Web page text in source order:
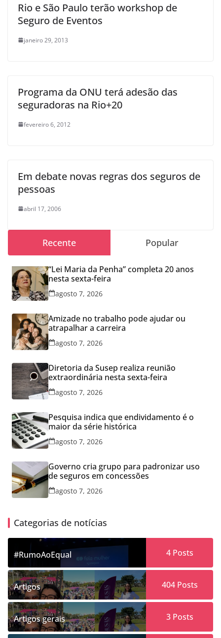
Rio e São Paulo terão workshop de
Seguro de Eventos
janeiro 29, 2013
Programa da ONU terá adesão das
seguradoras na Rio+20
fevereiro 6, 2012
Em debate novas regras dos seguros de
pessoas
abril 17, 2006
Recente Popular
“Lei Maria da Penha” completa 20 anos
nesta sexta-feira
agosto 7, 2026
Amizade no trabalho pode ajudar ou
atrapalhar a carreira
agosto 7, 2026
Diretoria da Susep realiza reunião
extraordinária nesta sexta-feira
agosto 7, 2026
Pesquisa indica que endividamento é o
maior da série histórica
agosto 7, 2026
Governo cria grupo para padronizar uso
de seguros em concessões
agosto 7, 2026
Categorias de notícias
#RumoAoEqual 4Posts
Artigos 404Posts
Artigos gerais 3Posts